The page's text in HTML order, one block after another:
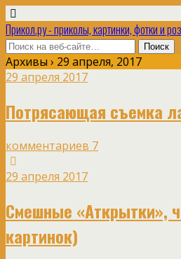
Прикол.ру - приколы, картинки, фотки и
Архивы › 29 апреля, 2017
29 апреля 2017
Потрясающая съемка
комментариев 7
29 апреля 2017
Смешные «Аткрытки»,
картинок)